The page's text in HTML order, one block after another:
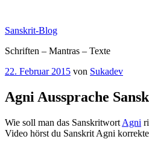
springen
Sanskrit-Blog
Schriften – Mantras – Texte
Veröffentlicht
22. Februar 2015 von Sukadev
Agni Aussprache
Wie soll man das Sanskritwort Agni
Video hörst du Sanskrit Agni